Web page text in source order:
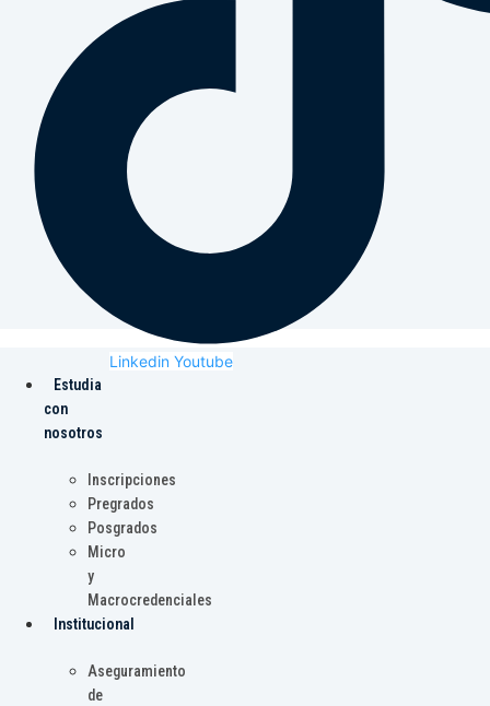
Linkedin Youtube
Estudia
con
nosotros
Inscripciones
Pregrados
Posgrados
Micro
y
Macrocredenciales
Institucional
Aseguramiento
de